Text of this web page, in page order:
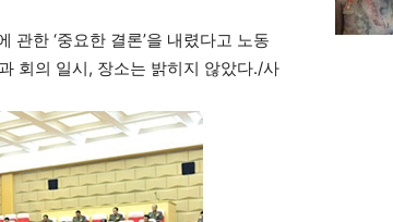
한 ‘중요한 결론’을 내렸다고 노동
회의 일시, 장소는 밝히지 않았다./사